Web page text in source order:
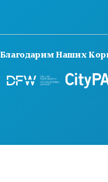
Благодарим Наших